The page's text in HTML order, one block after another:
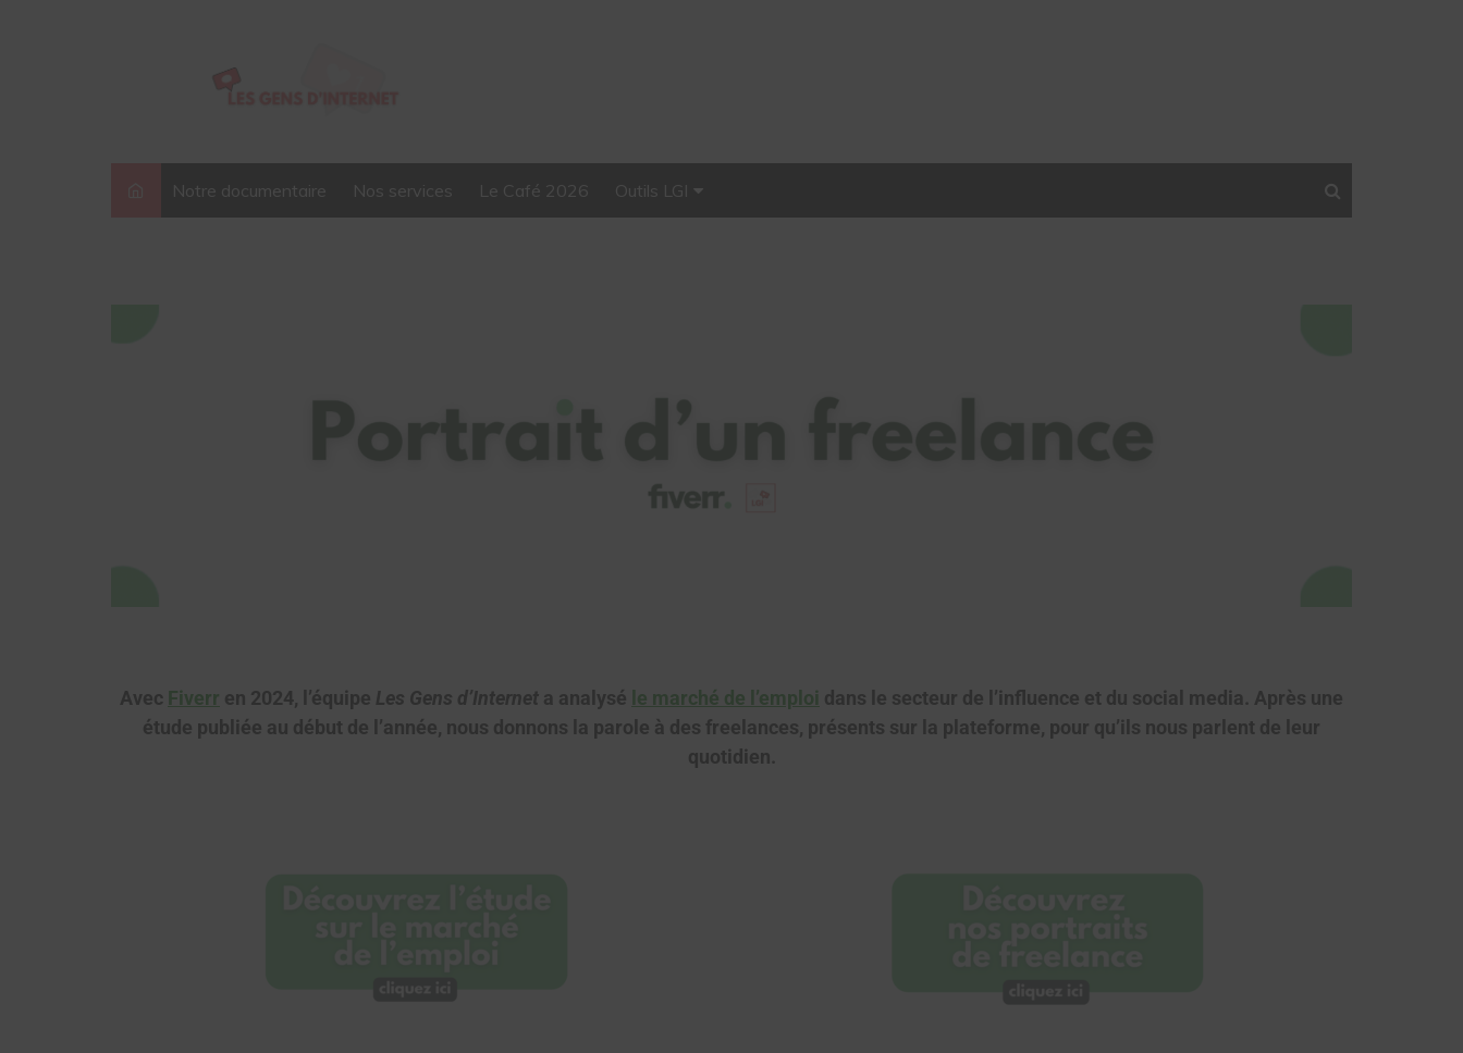
Notre documentaire Nos services Le Café 2026 Outils LGI
Avec Fiverr en 2024, l’équipe Les Gens d’Internet a analysé le marché de l’emploi dans le secteur de l’influence et du social media. Après une
étude publiée au début de l’année, nous donnons la parole à des freelances, présents sur la plateforme, pour qu’ils nous parlent de leur
quotidien.